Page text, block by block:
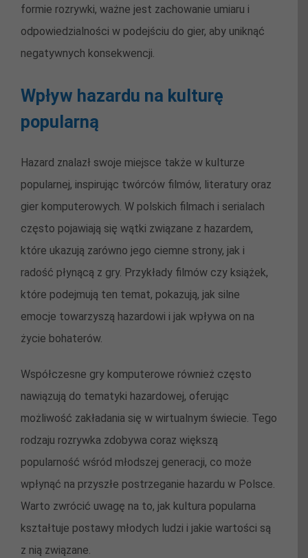
formie rozrywki, ważne jest zachowanie umiaru i
odpowiedzialności w podejściu do gier, aby uniknąć
negatywnych konsekwencji.
Wpływ hazardu na kulturę
popularną
Hazard znalazł swoje miejsce także w kulturze
popularnej, inspirując twórców filmów, literatury oraz
gier komputerowych. W polskich filmach i serialach
często pojawiają się wątki związane z hazardem,
które ukazują zarówno jego ciemne strony, jak i
radość płynącą z gry. Przykłady filmów czy książek,
które podejmują ten temat, pokazują, jak silne
emocje towarzyszą hazardowi i jak wpływa on na
życie bohaterów.
Współczesne gry komputerowe również często
nawiązują do tematyki hazardowej, oferując
możliwość zakładania się w wirtualnym świecie. Tego
rodzaju rozrywka zdobywa coraz większą
popularność wśród młodszej generacji, co może
wpłynąć na przyszłe postrzeganie hazardu w Polsce.
Warto zwrócić uwagę na to, jak kultura popularna
kształtuje postawy młodych ludzi i jakie wartości są
z nią związane.